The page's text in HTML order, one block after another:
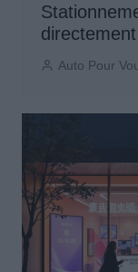
Auto Pour